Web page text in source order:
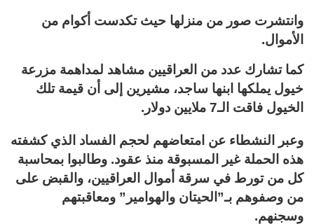
وانتشرت صور من منزلها حيث تكدست أكوام من
الأموال.
كما تشارك عدد من العراقيين مشاهد لمداهمة مزرعة
خيول يملكها ابنها ساجد، مشيرين إلى أن قيمة تلك
الخيول فاقت الـ7 ملايين دولار.
وعبر النشطاء عن امتعاضهم لحجم الفساد الذي كشفته
هذه الحملة غير المسبوقة منذ عقود. وطالبوا بمحاسبة
كل من تورط في سرقة أموال العراقيين، والقبض على
من وصفوهم بـ”الحيتان والهوامير” ومعاقبتهم
وسجنهم.